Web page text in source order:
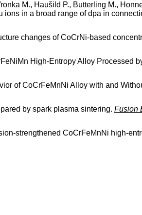
M., Haušild P., Butterling M.,
in a broad range of dpa in
changes of CoCrNi-based
High-Entropy Alloy Processed
of CoCrFeMnNi Alloy with and
by spark plasma sintering. Fusion
strengthened CoCrFeMnNi high-